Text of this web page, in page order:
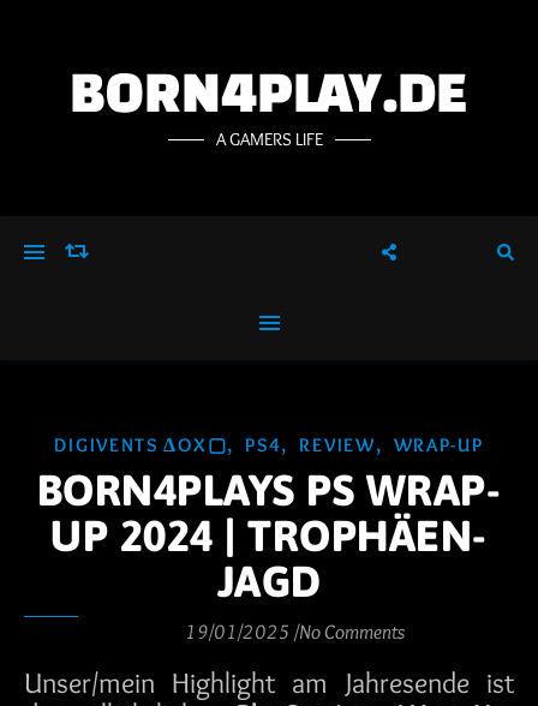
BORN4PLAY.DE
A GAMERS LIFE
DIGIVENTS ΔOX▢, PS4, REVIEW, WRAP-UP
BORN4PLAYS PS WRAP-
UP 2024 | TROPHÄEN-
JAGD
19/01/2025 /No Comments
Unser/mein Highlight am Jahresende ist